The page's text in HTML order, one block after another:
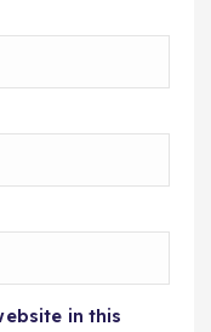
in this